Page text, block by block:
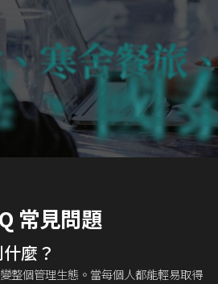
、
餐旅、遠
常見問題
麼？
整個管理生態。當每個人都能輕易取得